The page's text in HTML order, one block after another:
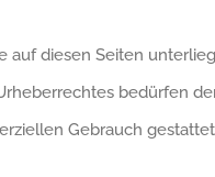
diesen Seiten
bedürfen
Gebrauch